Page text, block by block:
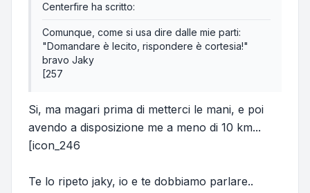
Centerfire ha scritto:
Comunque, come si usa dire dalle mie parti:
"Domandare è lecito, rispondere è cortesia!"
bravo Jaky
[257
Si, ma magari prima di metterci le mani, e poi
avendo a disposizione me a meno di 10 km...
[icon_246
Te lo ripeto jaky, io e te dobbiamo parlare..